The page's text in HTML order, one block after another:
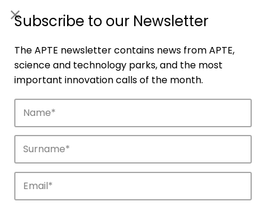
Companies
Discover the companies that drive
Subscribe to our Newsletter
The APTE newsletter contains news from APTE,
science and technology parks, and the most
important innovation calls of the month.